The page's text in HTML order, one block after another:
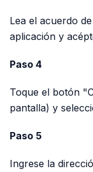
Lea el acuerdo
aplicación y
Paso 4
Toque el botón
pantalla) y
Paso 5
Ingrese la